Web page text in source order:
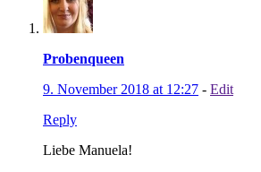
Probenqueen
9. November 2018 at 12:27 - Edit
Reply
Liebe Manuela!